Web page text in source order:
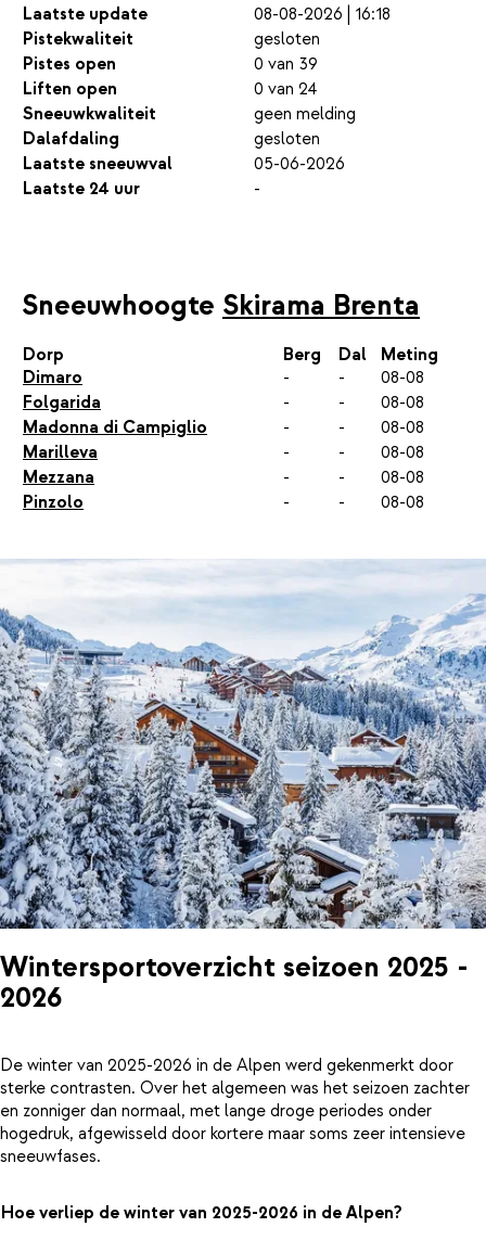
Laatste update
08-08-2026 | 16:18
Pistekwaliteit
gesloten
Pistes open
0 van 39
Liften open
0 van 24
Sneeuwkwaliteit
geen melding
Dalafdaling
gesloten
Laatste sneeuwval
05-06-2026
Laatste 24 uur
-
Sneeuwhoogte Skirama Brenta
Dorp Berg Dal
Meting
Dimaro
- -
08-08
Folgarida
- -
08-08
Madonna di Campiglio
- -
08-08
Marilleva
- -
08-08
Mezzana
- -
08-08
Pinzolo
- - 08-08
Wintersportoverzicht seizoen 2025 -
2026
De winter van 2025-2026 in de Alpen werd gekenmerkt door
sterke contrasten. Over het algemeen was het seizoen zachter
en zonniger dan normaal, met lange droge periodes onder
hogedruk, afgewisseld door kortere maar soms zeer intensieve
sneeuwfases.
Hoe verliep de winter van 2025-2026 in de Alpen?